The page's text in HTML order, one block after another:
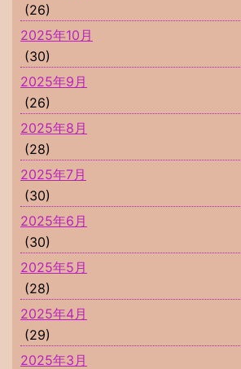
(26)
2025年10月
(30)
2025年9月
(26)
2025年8月
(28)
2025年7月
(30)
2025年6月
(30)
2025年5月
(28)
2025年4月
(29)
2025年3月